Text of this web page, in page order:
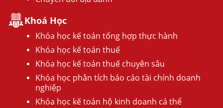
Khoá Học
Khóa học kế toán tổng hợp thực hành
Khóa học kế toán thuế
Khóa học kế toán thuế chuyên sâu
Khóa học phân tích báo cáo tài chính doanh
nghiệp
Khóa học kế toán hộ kinh doanh cá thể